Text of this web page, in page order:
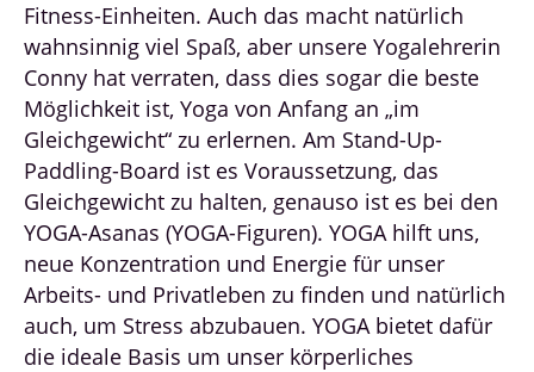
Fitness-Einheiten. Auch das macht natürlich
wahnsinnig viel Spaß, aber unsere Yogalehrerin
Conny hat verraten, dass dies sogar die beste
Möglichkeit ist, Yoga von Anfang an „im
Gleichgewicht“ zu erlernen. Am Stand-Up-
Paddling-Board ist es Voraussetzung, das
Gleichgewicht zu halten, genauso ist es bei den
YOGA-Asanas (YOGA-Figuren). YOGA hilft uns,
neue Konzentration und Energie für unser
Arbeits- und Privatleben zu finden und natürlich
auch, um Stress abzubauen. YOGA bietet dafür
die ideale Basis um unser körperliches